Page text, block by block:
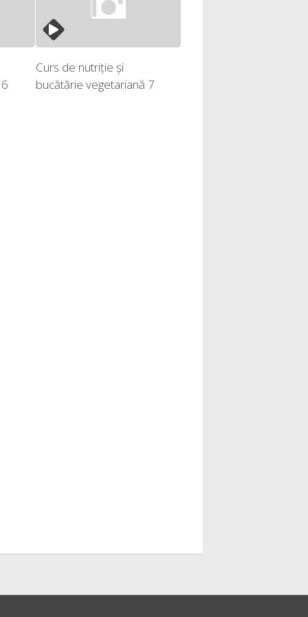
Curs de nutriție și
bucătărie vegetariană 7